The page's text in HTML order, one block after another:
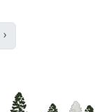
›